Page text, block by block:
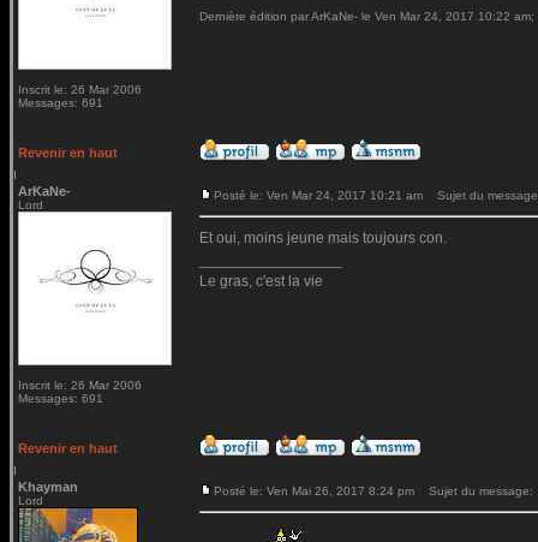
Inscrit le: 26 Mar 2006
Messages: 691
Dernière édition par ArKaNe- le Ven Mar 24, 2017 10:22
Revenir en haut
ArKaNe-
Lord
Inscrit le: 26 Mar 2006
Messages: 691
Posté le: Ven Mar 24, 2017 10:21 am Sujet du
Et oui, moins jeune mais toujours con.
Le gras, c'est la vie
Revenir en haut
Khayman
Lord
Posté le: Ven Mai 26, 2017 8:24 pm Sujet du message: